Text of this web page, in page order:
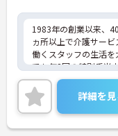
1983年の創業以来、
ヵ所以上で介護サービ
働くスタッフの生活
でも年2回の特別手当
日の時給アップや独
面・待遇面での手厚い
「くるみん」認定企
フトに対応し、ご家
できます。髪色やネ
詳細を